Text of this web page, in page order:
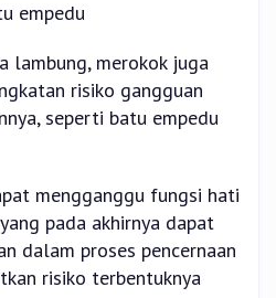
empedu
lambung, merokok juga
risiko gangguan
seperti batu empedu
mengganggu fungsi hati
pada akhirnya dapat
dalam proses pencernaan
risiko terbentuknya